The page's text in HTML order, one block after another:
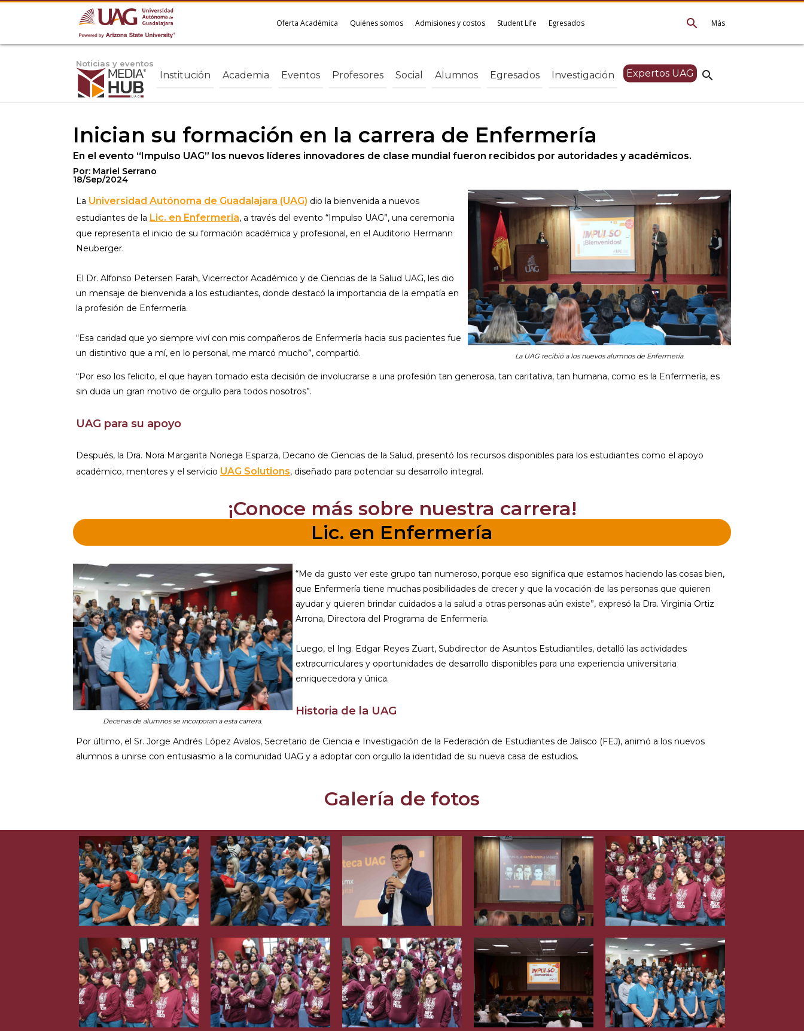
Más
search
Oferta Académica Quiénes somos Admisiones y costos Student Life Egresados
Noticias y eventos
search
Institución Academia Eventos Profesores Social Alumnos Egresados Investigación Expertos UAG
Inician su formación en la carrera de Enfermería
En el evento “Impulso UAG” los nuevos líderes innovadores de clase mundial fueron recibidos por autoridades y académicos.
Por: Mariel Serrano
18/Sep/2024
La Universidad Autónoma de Guadalajara (UAG) dio la bienvenida a nuevos
estudiantes de la Lic. en Enfermería, a través del evento “Impulso UAG”, una ceremonia
que representa el inicio de su formación académica y profesional, en el Auditorio Hermann
Neuberger.
El Dr. Alfonso Petersen Farah, Vicerrector Académico y de Ciencias de la Salud UAG, les dio
un mensaje de bienvenida a los estudiantes, donde destacó la importancia de la empatía en
la profesión de Enfermería.
“Esa caridad que yo siempre viví con mis compañeros de Enfermería hacia sus pacientes fue
un distintivo que a mí, en lo personal, me marcó mucho”, compartió.
La UAG recibió a los nuevos alumnos de Enfermería.
“Por eso los felicito, el que hayan tomado esta decisión de involucrarse a una profesión tan generosa, tan caritativa, tan humana, como es la Enfermería, es
sin duda un gran motivo de orgullo para todos nosotros”.
UAG para su apoyo
Después, la Dra. Nora Margarita Noriega Esparza, Decano de Ciencias de la Salud, presentó los recursos disponibles para los estudiantes como el apoyo
académico, mentores y el servicio UAG Solutions, diseñado para potenciar su desarrollo integral.
¡Conoce más sobre nuestra carrera!
Lic. en Enfermería
Decenas de alumnos se incorporan a esta carrera.
“Me da gusto ver este grupo tan numeroso, porque eso significa que estamos haciendo las cosas bien,
que Enfermería tiene muchas posibilidades de crecer y que la vocación de las personas que quieren
ayudar y quieren brindar cuidados a la salud a otras personas aún existe”, expresó la Dra. Virginia Ortiz
Arrona, Directora del Programa de Enfermería.
Luego, el Ing. Edgar Reyes Zuart, Subdirector de Asuntos Estudiantiles, detalló las actividades
extracurriculares y oportunidades de desarrollo disponibles para una experiencia universitaria
enriquecedora y única.
Historia de la UAG
Por último, el Sr. Jorge Andrés López Avalos, Secretario de Ciencia e Investigación de la Federación de Estudiantes de Jalisco (FEJ), animó a los nuevos
alumnos a unirse con entusiasmo a la comunidad UAG y a adoptar con orgullo la identidad de su nueva casa de estudios.
Galería de fotos